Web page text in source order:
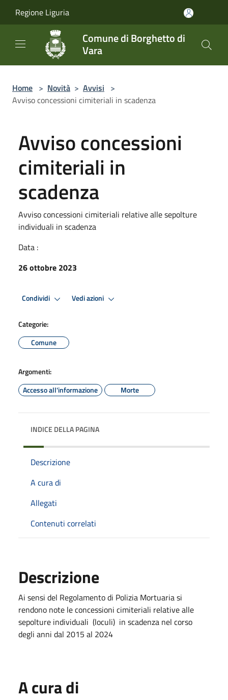
Regione Liguria
Comune di Borghetto di
Vara
Home > Novità > Avvisi >
Avviso concessioni cimiteriali in scadenza
Avviso concessioni
cimiteriali in
scadenza
Avviso concessioni cimiteriali relative alle sepolture
individuali in scadenza
Data :
26 ottobre 2023
Condividi Vedi azioni
Categorie:
Comune
Argomenti:
Accesso all'informazione
Morte
INDICE DELLA PAGINA
Descrizione
A cura di
Allegati
Contenuti correlati
Descrizione
Ai sensi del Regolamento di Polizia Mortuaria si
rendono note le concessioni cimiteriali relative alle
sepolture individuali (loculi) in scadenza nel corso
degli anni dal 2015 al 2024
A cura di